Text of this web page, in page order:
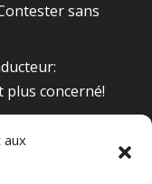
aux
sans
plus concerné!